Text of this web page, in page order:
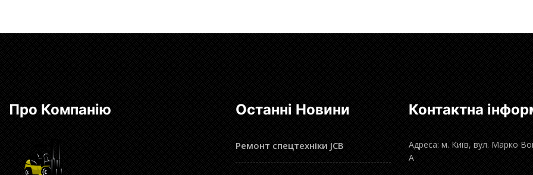
Про Компанію Останні Новини
Ремонт спецтехніки JCB
Контактна
Адреса: м. Київ, вул. Марко
А